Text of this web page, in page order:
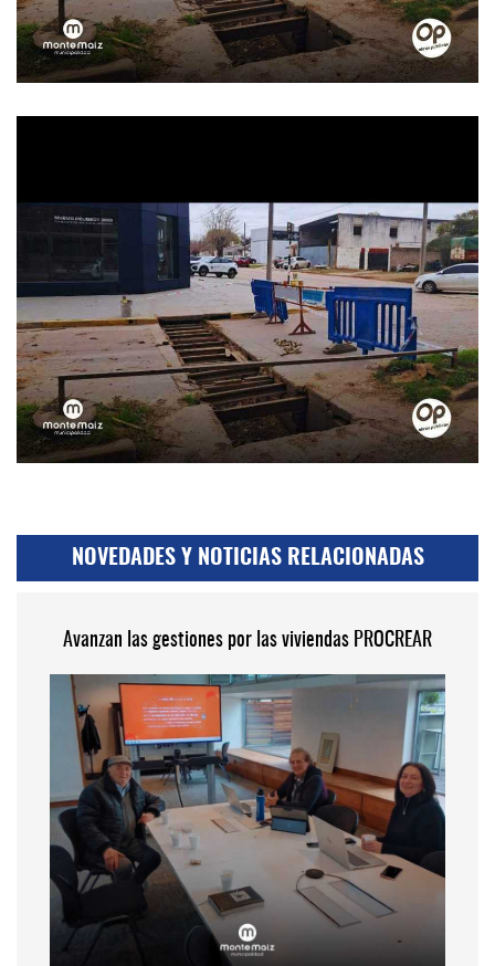
NOVEDADES Y NOTICIAS RELACIONADAS
Avanzan las gestiones por las viviendas PROCREAR